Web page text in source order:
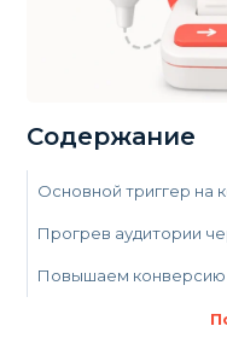
Содержание
‍Основной триггер на
Прогрев аудитории
Повышаем конверсию
Выстраиваем